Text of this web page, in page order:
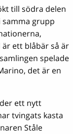
till södra delen
samma grupp
ett blåbär så är
spelade
det är en
ett nytt
tvingats kasta
Ståle